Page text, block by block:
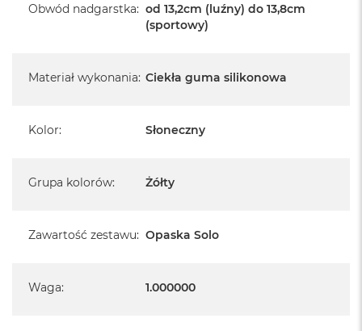
Obwód nadgarstka: od 13,2cm (luźny) do 13,8cm
(sportowy)
Materiał wykonania: Ciekła guma silikonowa
Kolor: Słoneczny
Grupa kolorów: Żółty
Zawartość zestawu: Opaska Solo
Waga: 1.000000